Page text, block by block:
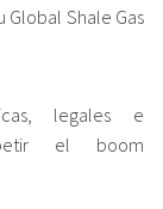
Global Shale Gas
legales e
el boom